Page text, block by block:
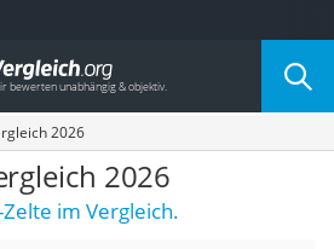
nach Kategorie
2026
2026
im Vergleich.